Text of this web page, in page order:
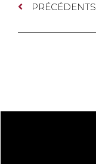
PRÉCÉDENTS